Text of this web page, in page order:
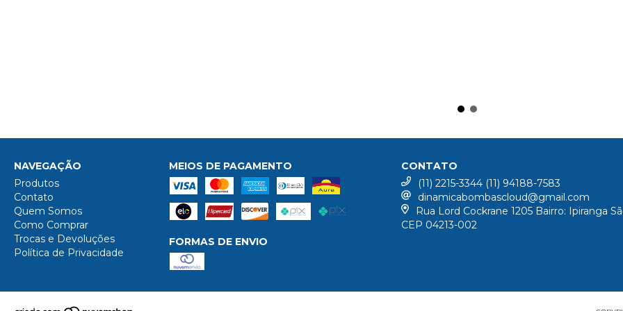
NAVEGAÇÃO
Produtos
Contato
Quem Somos
Como Comprar
Trocas e Devoluções
Política de Privacidade
MEIOS DE PAGAMENTO
FORMAS DE ENVIO
CONTATO
(11) 2215-3344 (11) 94188-7583
dinamicabombascloud@gmail.com
Rua Lord Cockrane 1205 Bairro: Ipiranga
CEP 04213-002